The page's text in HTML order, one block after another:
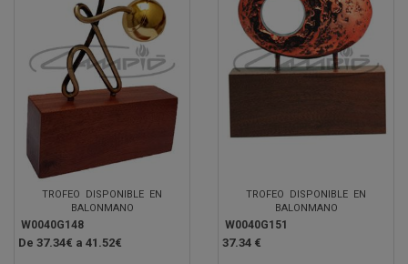
TROFEO DISPONIBLE EN
BALONMANO
W0040G148
De 37.34€ a 41.52€
TROFEO DISPONIBLE EN
BALONMANO
W0040G151
37.34 €